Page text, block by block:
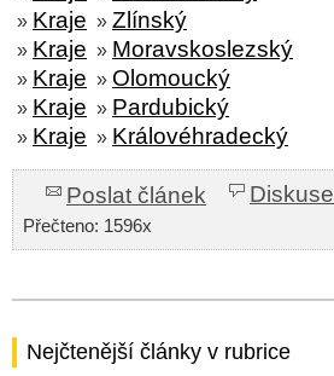
» Kraje » Zlínský
» Kraje » Moravskoslezský
» Kraje » Olomoucký
» Kraje » Pardubický
» Kraje » Královéhradecký
Poslat článek Diskuse
Přečteno: 1596x
Nejčtenější články v rubrice